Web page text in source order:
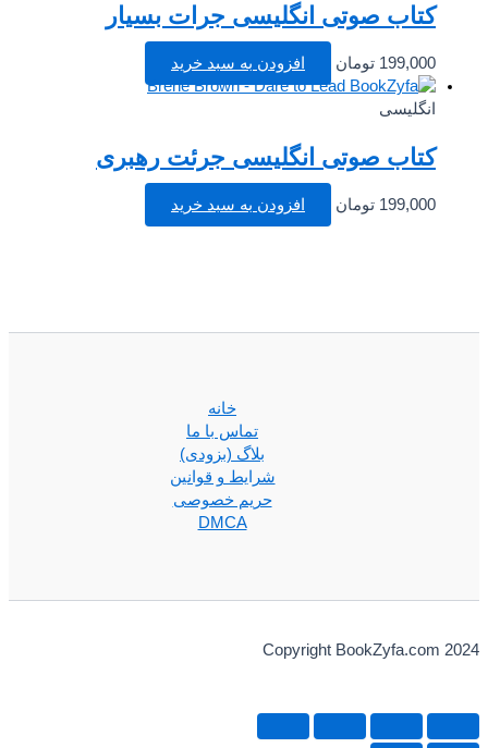
کتاب صوتی انگلیسی جرات بسیار
199,000 تومان افزودن به سبد خرید
انگلیسی
کتاب صوتی انگلیسی جرئت رهبری
199,000 تومان افزودن به سبد خرید
تماس با ما
بلاگ (بزودی)
شرایط و قوانین
حریم خصوصی
DMCA
Copyright BookZyfa.com